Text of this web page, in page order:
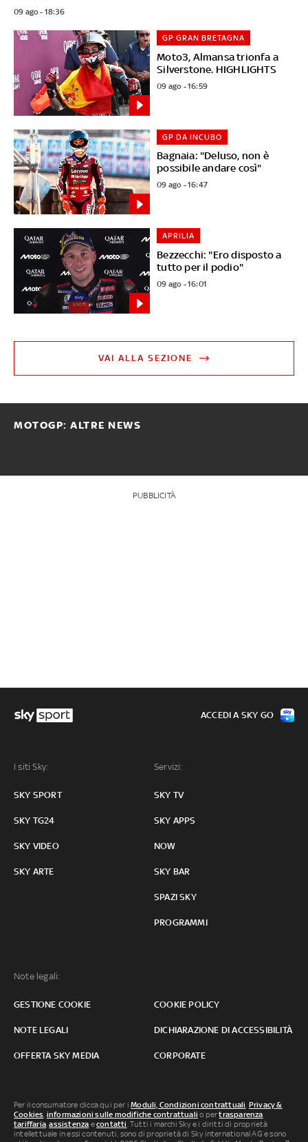
09 ago - 18:36
Moto3, Almansa trionfa a
Silverstone. HIGHLIGHTS
GP GRAN BRETAGNA
09 ago - 16:59
Bagnaia: "Deluso, non è
possibile andare così"
GP DA INCUBO
09 ago - 16:47
Bezzecchi: "Ero disposto a
tutto per il podio"
APRILIA
09 ago - 16:01
VAI ALLA SEZIONE
MOTOGP: ALTRE NEWS
PUBBLICITÀ
I siti Sky:
SKY SPORT
SKY TG24
SKY VIDEO
SKY ARTE
Servizi:
SKY TV
SKY APPS
NOW
SKY BAR
SPAZI SKY
PROGRAMMI
Note legali:
GESTIONE COOKIE COOKIE POLICY
NOTE LEGALI DICHIARAZIONE DI ACCESSIBILITÀ
OFFERTA SKY MEDIA CORPORATE
ACCEDI A SKY GO
Per il consumatore clicca qui per iModuli, Condizioni contrattuali, Privacy &
Cookies, informazioni sulle modifiche contrattuali o pertrasparenza
tariffaria,assistenza econtatti. Tutti i marchi Sky e i diritti di proprietà
intellettuale in essi contenuti, sono di proprietà di Sky international AG e sono